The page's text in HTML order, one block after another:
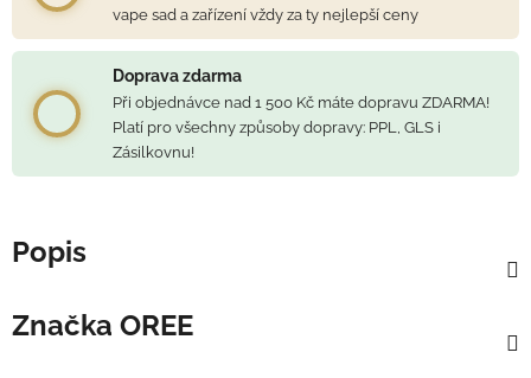
vape sad a zařízení vždy za ty nejlepší ceny
Doprava zdarma
Při objednávce nad 1 500 Kč máte dopravu ZDARMA!
Platí pro všechny způsoby dopravy: PPL, GLS i
Zásilkovnu!
Popis
Značka OREE